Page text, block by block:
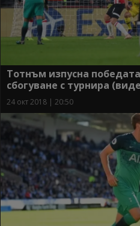
Тотнъм изпусна
сбогуване с турнира
24 окт 2018 | 20:50